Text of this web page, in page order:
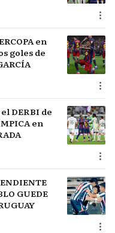
en
goles de
DERBI de
en
GUEDE